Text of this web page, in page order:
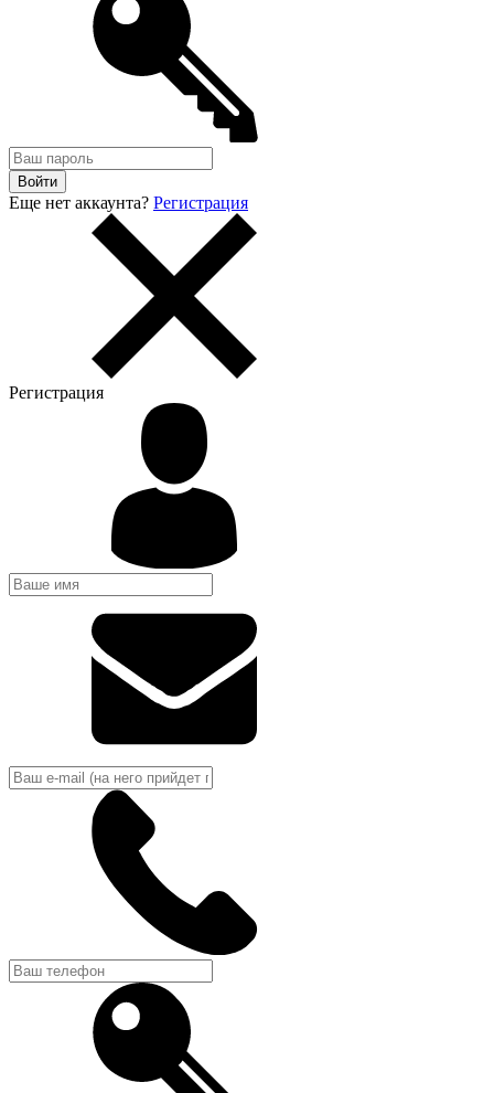
Войти
Еще нет аккаунта? Регистрация
Регистрация